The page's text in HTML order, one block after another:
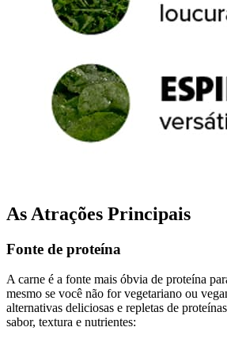
As Atrações Principais
Fonte de proteína
A carne é a fonte mais óbvia de proteína
mesmo se você não for vegetariano ou
alternativas deliciosas e repletas de
sabor, textura e nutrientes: